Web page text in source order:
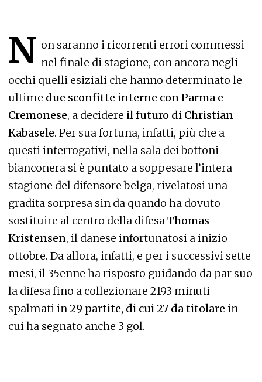
N on saranno i ricorrenti errori commessi
nel finale di stagione, con ancora negli
occhi quelli esiziali che hanno determinato le
ultime due sconfitte interne con Parma e
Cremonese, a decidere il futuro di Christian
Kabasele. Per sua fortuna, infatti, più che a
questi interrogativi, nella sala dei bottoni
bianconera si è puntato a soppesare l’intera
stagione del difensore belga, rivelatosi una
gradita sorpresa sin da quando ha dovuto
sostituire al centro della difesaThomas
Kristensen, il danese infortunatosi a inizio
ottobre. Da allora, infatti, e per i successivi sette
mesi, il 35enne ha risposto guidando da par suo
la difesa fino a collezionare 2193 minuti
spalmati in29 partite, di cui 27 da titolare in
cui ha segnato anche 3 gol.